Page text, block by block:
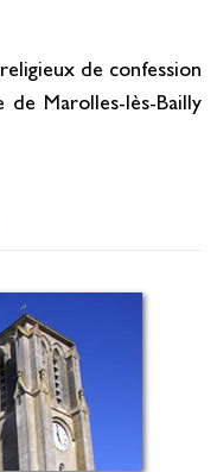
de confession
Marolles-lès-Bailly